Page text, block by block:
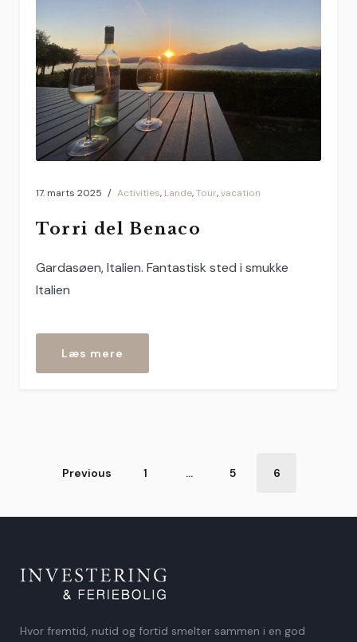
17. marts 2025 Activities, Lande,Tour,vacation
Torri del Benaco
Gardasøen, Italien. Fantastisk sted i smukke
Italien
Læs mere
Benaco”
Indlægsinddeling
Previous 1 … 5 6
Hvor fremtid, nutid og fortid smelter sammen i en god